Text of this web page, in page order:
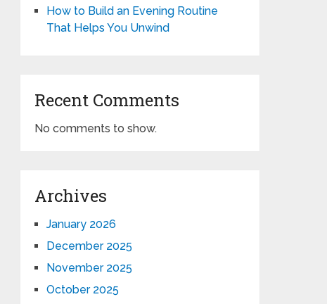
How to Build an Evening Routine
That Helps You Unwind
Recent Comments
No comments to show.
Archives
January 2026
December 2025
November 2025
October 2025